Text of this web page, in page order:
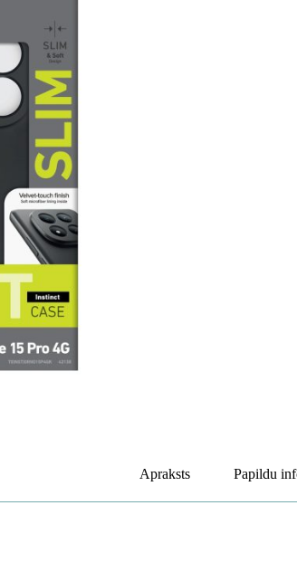
Apraksts Papildu